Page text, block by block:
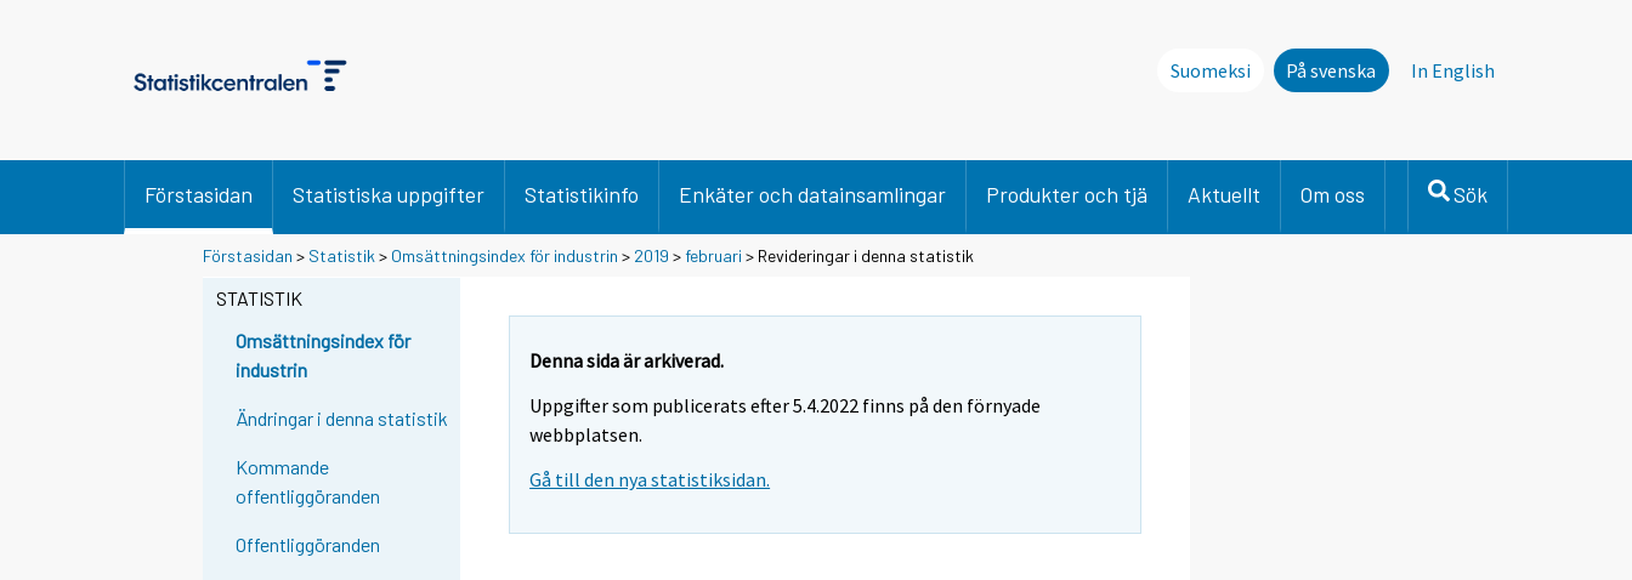
Suomeksi På svenska In English
Förstasidan Statistiska uppgifter Statistikinfo Enkäter och datainsamlingar Produkter och tjä Aktuellt Om oss Sök
Förstasidan > Statistik > Omsättningsindex för industrin > 2019 >februari > Revideringar i denna statistik
STATISTIK
Omsättningsindex för
industrin
Ändringar i denna statistik
Kommande
offentliggöranden
Offentliggöranden
Denna sida är arkiverad.
Uppgifter som publicerats efter 5.4.2022 finns på den förnyade
webbplatsen.
Gå till den nya statistiksidan.